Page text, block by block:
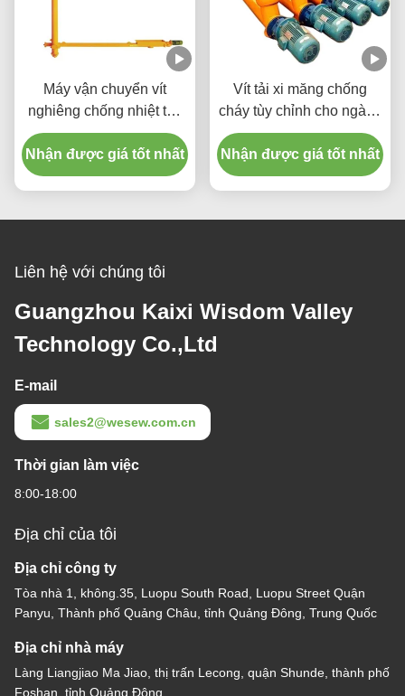
Máy vận chuyển vít
nghiêng chống nhiệt tùy
chỉnh với hiệu quả truyền
tải cao cho vận chuyển
bê tông
Nhận được giá tốt nhất
Vít tải xi măng chống
cháy tùy chỉnh cho ngành
hóa chất và vận chuyển
ngũ cốc
Nhận được giá tốt nhất
Liên hệ với chúng tôi
Guangzhou Kaixi Wisdom Valley
Technology Co.,Ltd
E-mail
sales2@wesew.com.cn
Thời gian làm việc
8:00-18:00
Địa chỉ của tôi
Địa chỉ công ty
Tòa nhà 1, không.35, Luopu South Road, Luopu Street Quận
Panyu, Thành phố Quảng Châu, tỉnh Quảng Đông, Trung Quốc
Địa chỉ nhà máy
Làng Liangjiao Ma Jiao, thị trấn Lecong, quận Shunde, thành phố
Foshan, tỉnh Quảng Đông